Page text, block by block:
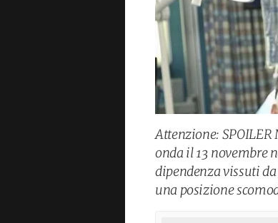
Attenzione: SPOILER
onda il 13 novembre
dipendenza vissuti
una posizione